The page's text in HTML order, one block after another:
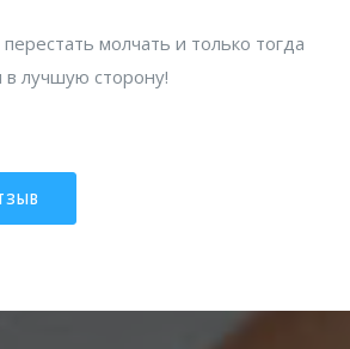
молчать и только тогда
лучшую сторону!